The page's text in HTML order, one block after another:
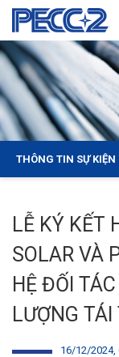
THÔNG TIN SỰ KIỆN
LỄ KÝ KẾT
SOLAR VÀ
HỆ ĐỐI
LƯỢNG TÁI
16/12/2024,